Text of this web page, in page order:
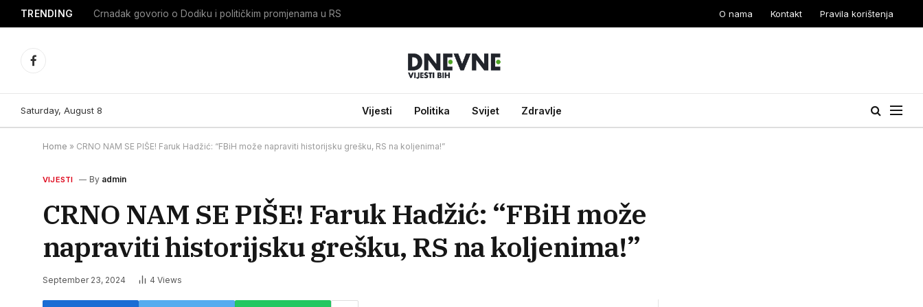
TRENDING Crnadak govorio o Dodiku i političkim promjenama u RS O nama Kontakt Pravila korištenja
Facebook
Saturday, August 8 Vijesti Politika Svijet Zdravlje
Home » CRNO NAM SE PIŠE! Faruk Hadžić: “FBiH može napraviti historijsku grešku, RS na koljenima!”
VIJESTI By admin
CRNO NAM SE PIŠE! Faruk Hadžić: “FBiH može
napraviti historijsku grešku, RS na koljenima!”
September 23, 2024 4 Views